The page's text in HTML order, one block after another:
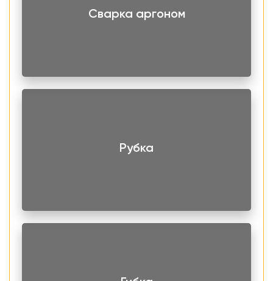
бытовых приборов и кухонной утвари, дымоходов и
2,0х1250х2500 мм холоднокатаный, матовый в пленке
всегда в наличии на складе. Чтобы заказать продукцию
Сварка аргоном
Рубка